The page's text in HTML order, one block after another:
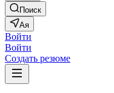
Поиск
Ая
Войти
Войти
Создать резюме